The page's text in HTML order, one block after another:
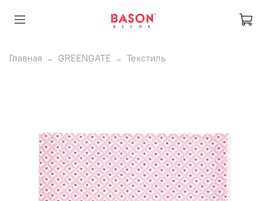
Главная GREENGATE Текстиль